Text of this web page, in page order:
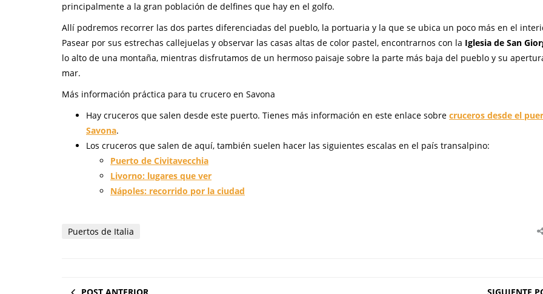
principalmente a la gran población de delfines que hay en el golfo.
Allí podremos recorrer las dos partes diferenciadas del pueblo, la portuaria y la que se ubica un poco más en el
Pasear por sus estrechas callejuelas y observar las casas altas de color pastel, encontrarnos con la Iglesia de San
lo alto de una montaña, mientras disfrutamos de un hermoso paisaje sobre la parte más baja del pueblo y su
mar.
Más información práctica para tu crucero en Savona
Hay cruceros que salen desde este puerto. Tienes más información en este enlace sobre cruceros desde el
Savona.
Los cruceros que salen de aquí, también suelen hacer las siguientes escalas en el país transalpino:
Puerto de Civitavecchia
Livorno: lugares que ver
Nápoles: recorrido por la ciudad
Puertos de Italia